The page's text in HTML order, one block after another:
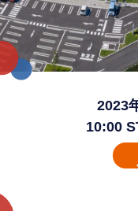
2023
10:00